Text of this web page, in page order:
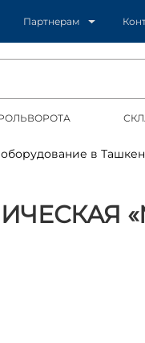
Партнерам
оборудование в